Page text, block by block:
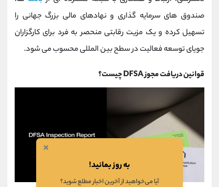
صندوق ‌های سرمایه ‌گذاری و نهادهای مالی بزرگ جهانی را
تسهیل کرده و یک مزیت رقابتی منحصر به فرد برای کارگزاران
جویای توسعه فعالیت در سطح بین ‌المللی محسوب می ‌شود.
قوانین دریافت مجوز DFSA چیست؟
×
به روز بمانید!
آیا می‌خواهید از آخرین اخبار مطلع شوید؟